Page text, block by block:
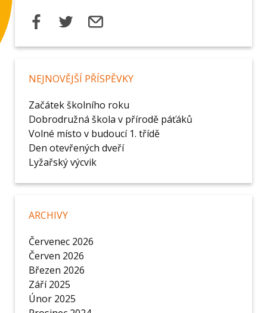
NEJNOVĚJŠÍ PŘÍSPĚVKY
Začátek školního roku
Dobrodružná škola v přírodě páťáků
Volné místo v budoucí 1. třídě
Den otevřených dveří
Lyžařský výcvik
ARCHIVY
Červenec 2026
Červen 2026
Březen 2026
Září 2025
Únor 2025